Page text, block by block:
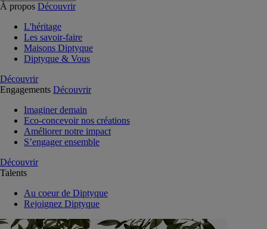
À propos Découvrir
L'héritage
Les savoir-faire
Maisons Diptyque
Diptyque & Vous
Découvrir
Engagements Découvrir
Imaginer demain
Eco-concevoir nos créations
Améliorer notre impact
S’engager ensemble
Découvrir
Talents
Au coeur de Diptyque
Rejoignez Diptyque